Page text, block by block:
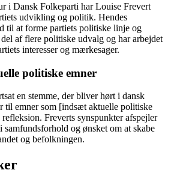
i Dansk Folkeparti har Louise Frevert
udvikling og politik. Hendes
til at forme partiets politiske linje og
af flere politiske udvalg og har arbejdet
interesser og mærkesager.
politiske emner
en stemme, der bliver hørt i dansk
til emner som [indsæt aktuelle politiske
Freverts synspunkter afspejler
samfundsforhold og ønsket om at skabe
og befolkningen.